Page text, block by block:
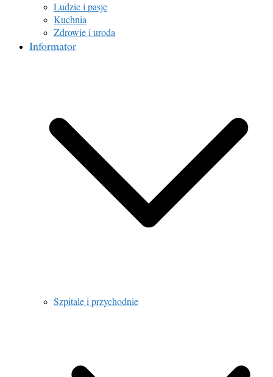
Ludzie i pasje
Kuchnia
Zdrowie i uroda
Informator
Szpitale i przychodnie